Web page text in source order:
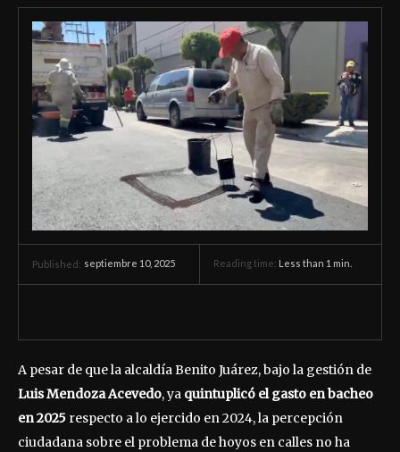
Published: septiembre 10, 2025 Reading time: Less than 1 min.
A pesar de que la alcaldía Benito Juárez, bajo la gestión de
Luis Mendoza Acevedo, ya quintuplicó el gasto en bacheo
en 2025 respecto a lo ejercido en 2024, la percepción
ciudadana sobre el problema de hoyos en calles no ha